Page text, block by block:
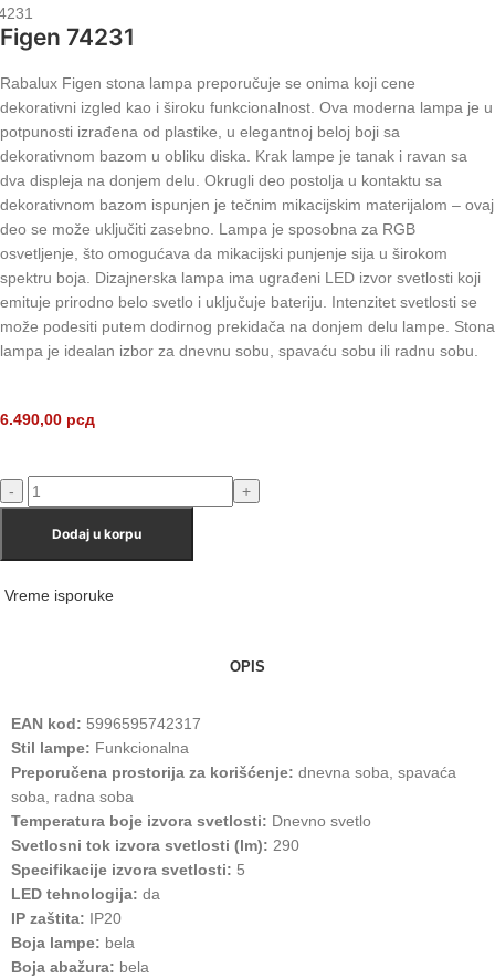
Figen 74231
Rabalux Figen stona lampa preporučuje se onima koji cene
dekorativni izgled kao i široku funkcionalnost. Ova moderna lampa je u
potpunosti izrađena od plastike, u elegantnoj beloj boji sa
dekorativnom bazom u obliku diska. Krak lampe je tanak i ravan sa
dva displeja na donjem delu. Okrugli deo postolja u kontaktu sa
dekorativnom bazom ispunjen je tečnim mikacijskim materijalom – ovaj
deo se može uključiti zasebno. Lampa je sposobna za RGB
osvetljenje, što omogućava da mikacijski punjenje sija u širokom
spektru boja. Dizajnerska lampa ima ugrađeni LED izvor svetlosti koji
emituje prirodno belo svetlo i uključuje bateriju. Intenzitet svetlosti se
može podesiti putem dodirnog prekidača na donjem delu lampe. Stona
lampa je idealan izbor za dnevnu sobu, spavaću sobu ili radnu sobu.
6.490,00 рсд
Dodaj u korpu
Vreme isporuke
OPIS
EAN kod: 5996595742317
Stil lampe: Funkcionalna
Preporučena prostorija za korišćenje: dnevna soba, spavaća
soba, radna soba
Temperatura boje izvora svetlosti: Dnevno svetlo
Svetlosni tok izvora svetlosti (lm): 290
Specifikacije izvora svetlosti: 5
LED tehnologija: da
IP zaštita: IP20
Boja lampe: bela
Boja abažura: bela